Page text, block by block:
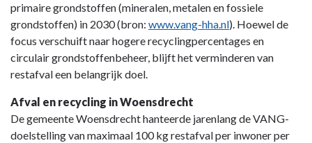
primaire grondstoffen (mineralen, metalen en fossiele
grondstoffen) in 2030 (bron: www.vang-hha.nl). Hoewel de
focus verschuift naar hogere recyclingpercentages en
circulair grondstoffenbeheer, blijft het verminderen van
restafval een belangrijk doel.
Afval en recycling in Woensdrecht
De gemeente Woensdrecht hanteerde jarenlang de VANG-
doelstelling van maximaal 100 kg restafval per inwoner per